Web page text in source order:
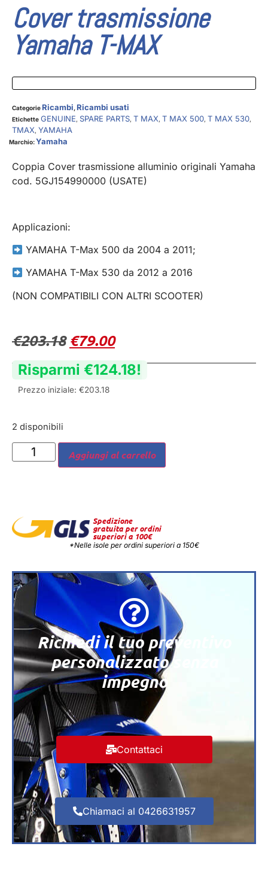
Cover trasmissione
Yamaha T-MAX
CategorieRicambi,Ricambi usati
Etichette GENUINE, SPARE PARTS, T MAX, T MAX 500, T MAX 530,
TMAX, YAMAHA
Marchio:Yamaha
Coppia Cover trasmissione alluminio originali Yamaha
cod. 5GJ154990000 (USATE)
Applicazioni:
YAMAHA T-Max 500 da 2004 a 2011;
YAMAHA T-Max 530 da 2012 a 2016
(NON COMPATIBILI CON ALTRI SCOOTER)
€203.18 €79.00
Risparmi €124.18!
Prezzo iniziale: €203.18
2 disponibili
Aggiungi al carrello
Spedizione
gratuita per ordini
superiori a 100€
*Nelle isole per ordini superiori a 150€
Richiedi il tuo preventivo
personalizzato senza
impegno
Contattaci
Chiamaci al 0426631957